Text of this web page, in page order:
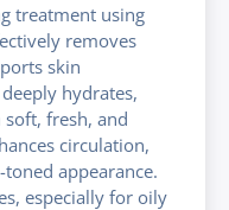
treatment using
removes
skin
hydrates,
soft, fresh, and
circulation,
appearance.
especially for oily